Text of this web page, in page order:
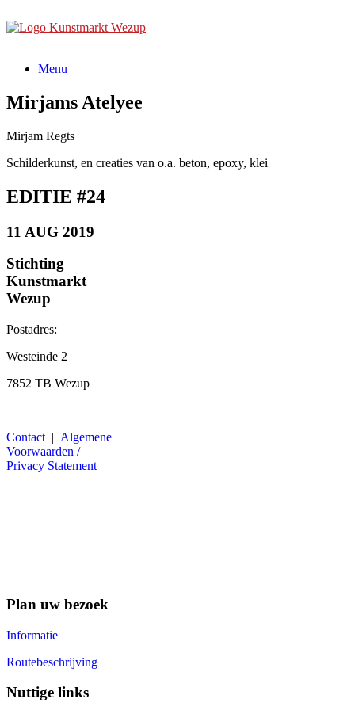
naar
Menu
Mirjams Atelyee
Mirjam Regts
Schilderkunst, en creaties van o.a. beton, epoxy, klei
EDITIE #24
11 AUG 2019
Stichting
Kunstmarkt
Wezup
Postadres:
Westeinde 2
7852 TB Wezup
Contact | Algemene
Voorwaarden /
Privacy Statement
Plan uw bezoek
Informatie
Routebeschrijving
Nuttige links